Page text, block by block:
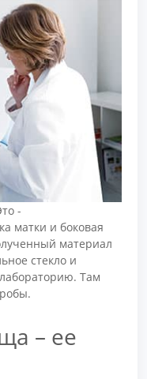
-
матки и боковая
материал
стекло и
Там
– ее